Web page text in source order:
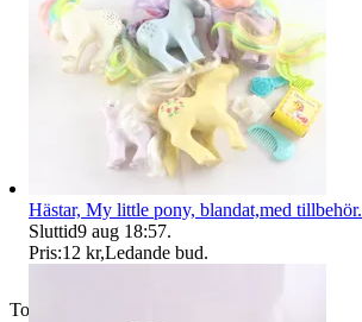
Toppsäljare
Hästar, My little pony, blandat,med tillbehör.
Sluttid9 aug 18:57.
Pris:12 kr,Ledande bud.